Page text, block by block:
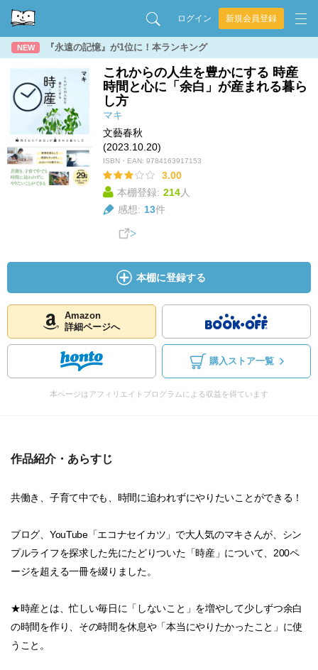
ログイン 新規会員登録
NEW 『永遠の記憶』が1位に！本ランキング
これからの人生を豊かにする 時産
時間と心に「余白」が産まれる暮ら
し方
マキ
文藝春秋
(2023.10.20)
ISBN・EAN: 9784163917153
3.00
本棚登録: 214人
感想: 13件
本棚に登録する
Amazon
詳細ページへ
購入ストア一覧
本ページはアフィリエイトプログラムによる収益を得ています
作品紹介・あらすじ
共働き、子育て中でも、時間に追われずにやりたいことができる！
ブログ、YouTube「エコナセイカツ」で大人気のマキさんが、シン
プルライフを探求した先にたどりついた「時産」について、200ペ
ージを超える一冊を綴りました。
★時産とは、忙しい毎日に「しないこと」を増やして少しずつ余白
の時間を作り、その時間を休息や「本当にやりたかったこと」に使
うこと。